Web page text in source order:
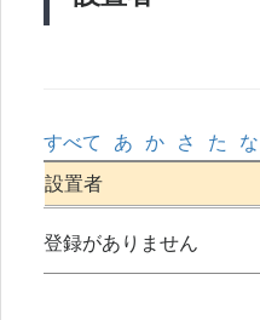
すべて あ か さ た な
設置者
登録がありません